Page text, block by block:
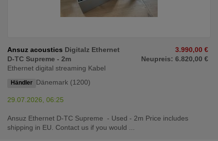
Ansuz acoustics Digitalz Ethernet
D-TC Supreme - 2m
Ethernet digital streaming Kabel
Händler Dänemark (1200)
3.990,00 €
Neupreis: 6.820,00 €
29.07.2026, 06:25
Ansuz Ethernet D-TC Supreme - Used - 2m Price includes
shipping in EU. Contact us if you would ...